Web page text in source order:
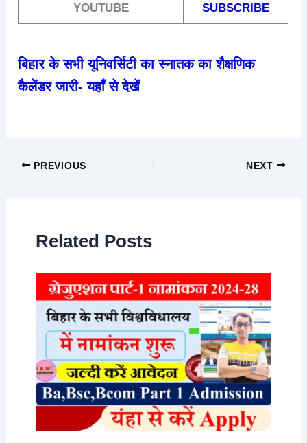
YOUTUBE SUBSCRIBE
बिहार के सभी यूनिवर्सिटी का स्नातक का शैक्षणिक
कैलेंडर जारी- यहाँ से देखें
PREVIOUS NEXT
Related Posts